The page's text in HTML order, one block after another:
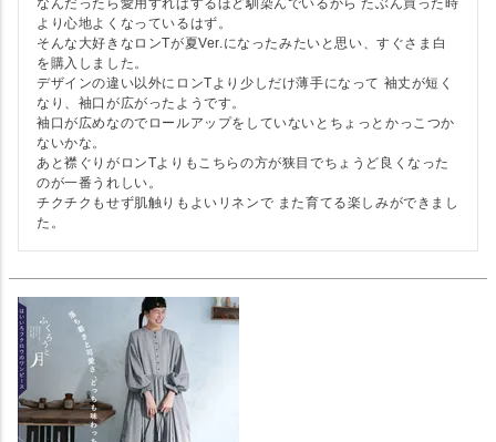
なんだったら愛用すればするほど馴染んでいるから たぶん買った時
より心地よくなっているはず。
そんな大好きなロンTが夏Ver.になったみたいと思い、すぐさま白
を購入しました。
デザインの違い以外にロンTより少しだけ薄手になって 袖丈が短く
なり、袖口が広がったようです。
袖口が広めなのでロールアップをしていないとちょっとかっこつか
ないかな。
あと襟ぐりがロンTよりもこちらの方が狭目でちょうど良くなった
のが一番うれしい。
チクチクもせず肌触りもよいリネンで また育てる楽しみができまし
た。